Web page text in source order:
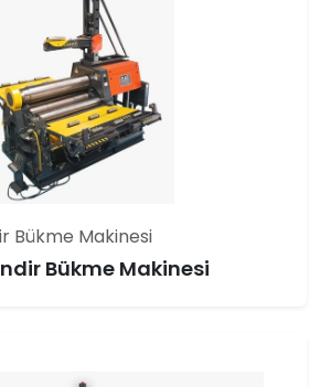
Bükme Makinesi
Bükme Makinesi